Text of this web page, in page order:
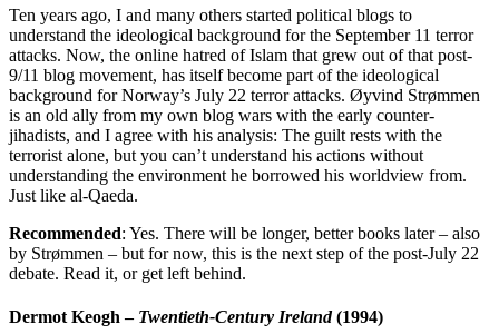
Ten years ago, I and many others started political blogs to
understand the ideological background for the September 11 terror
attacks. Now, the online hatred of Islam that grew out of that post-
9/11 blog movement, has itself become part of the ideological
background for Norway’s July 22 terror attacks. Øyvind Strømmen
is an old ally from my own blog wars with the early counter-
jihadists, and I agree with his analysis: The guilt rests with the
terrorist alone, but you can’t understand his actions without
understanding the environment he borrowed his worldview from.
Just like al-Qaeda.
Recommended: Yes. There will be longer, better books later – also
by Strømmen – but for now, this is the next step of the post-July 22
debate. Read it, or get left behind.
Dermot Keogh – Twentieth-Century Ireland(1994)